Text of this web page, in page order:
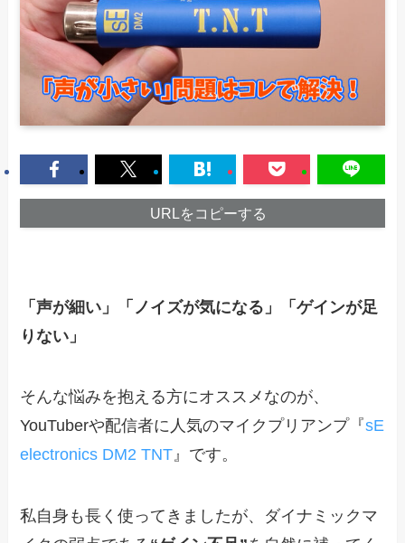
URLをコピーする
「声が細い」「ノイズが気になる」「ゲインが足
りない」
そんな悩みを抱える方にオススメなのが、
YouTuberや配信者に人気のマイクプリアンプ『sE
electronics DM2 TNT』です。
私自身も長く使ってきましたが、ダイナミックマ